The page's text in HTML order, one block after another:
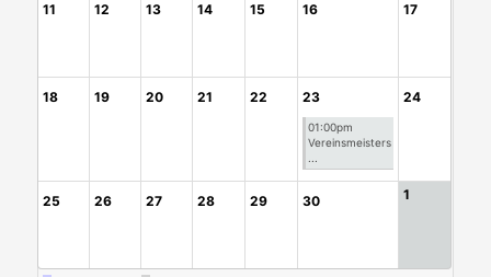
11 12 13 14 15 16 17
18 19 20 21 22 23
01:00pm
Vereinsmeisters
24
25 26 27 28 29 30 1